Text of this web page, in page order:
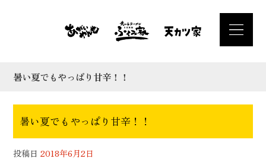
暑い夏でもやっぱり甘辛！！
暑い夏でもやっぱり甘辛！！
投稿日 2018年6月2日